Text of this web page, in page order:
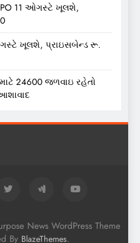
IPO 11 ઓગસ્ટે ખૂલશે,
ખૂલશે, પ્રાઇસબેન્ડ રૂ.
માટે 24600 જળવાઇ રહેતો
News WordPress Theme
By BlazeThemes.